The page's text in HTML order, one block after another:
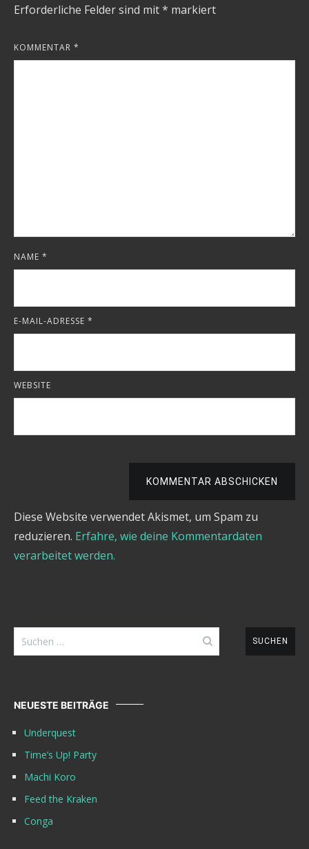
Erforderliche Felder sind mit* markiert
KOMMENTAR *
NAME *
E-MAIL-ADRESSE *
WEBSITE
KOMMENTAR ABSCHICKEN
Diese Website verwendet Akismet, um Spam zu
reduzieren. Erfahre, wie deine Kommentardaten
verarbeitet werden.
Suchen
nach:
NEUESTE BEITRÄGE
Underquest
Time’s Up! Party
Machi Koro
Feed the Kraken
Conga